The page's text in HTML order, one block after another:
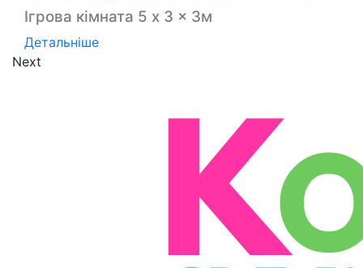
Ігрова кімната 5 x 3 x 3м
Детальніше
Next